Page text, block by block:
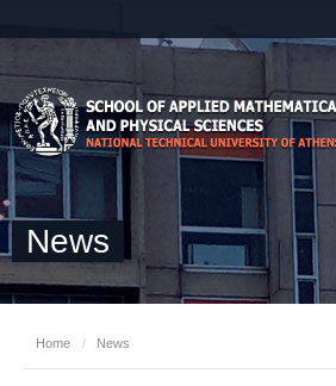
News
Home / News